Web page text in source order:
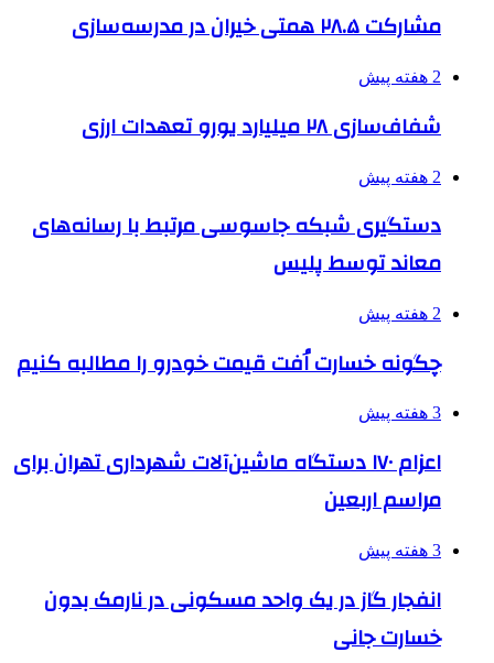
مشارکت ۲۸.۵ همتی خیران در مدرسه‌سازی
2 هفته پیش
شفاف‌سازی ۲۸ میلیارد یورو تعهدات ارزی
2 هفته پیش
دستگیری شبکه جاسوسی مرتبط با رسانه‌های
معاند توسط پلیس
2 هفته پیش
چگونه خسارت اُفت قیمت خودرو را مطالبه کنیم
3 هفته پیش
اعزام ۱۷۰ دستگاه ماشین‌آلات شهرداری تهران برای
مراسم اربعین
3 هفته پیش
انفجار گاز در یک واحد مسکونی در نارمک بدون
خسارت جانی